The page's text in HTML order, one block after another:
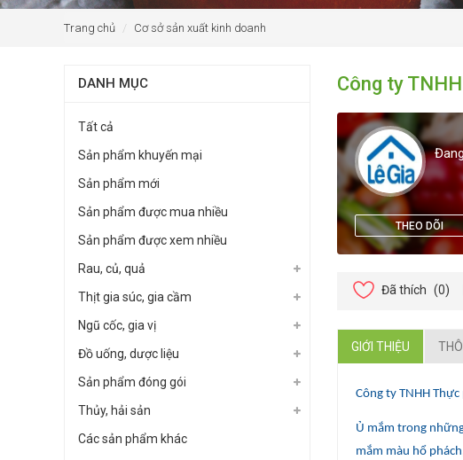
Trang chủ Cơ sở sản xuất kinh doanh
DANH MỤC
Tất cả
Sản phẩm khuyến mại
Sản phẩm mới
Sản phẩm được mua nhiều
Sản phẩm được xem nhiều
Rau, củ, quả
Thịt gia súc, gia cầm
Ngũ cốc, gia vị
Đồ uống, dược liệu
Sản phẩm đóng gói
Thủy, hải sản
Các sản phẩm khác
Công ty
THEO DÕI
Đã thích (0)
GIỚI THIỆU
Công ty TNHH
Ủ mắm trong
mắm màu hổ